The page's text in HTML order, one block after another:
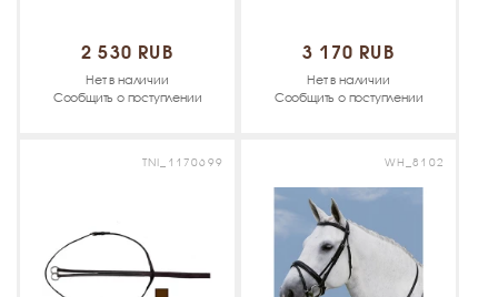
2 530 RUB
Нет в наличии
Сообщить о поступлении
3 170 RUB
Нет в наличии
Сообщить о поступлении
TNI_1170699 WH_8102